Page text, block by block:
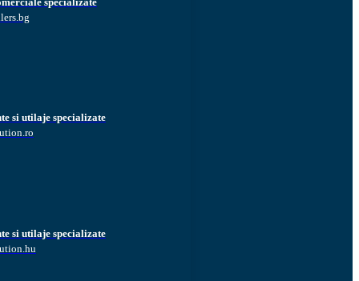
si utilaje specializate
si utilaje specializate